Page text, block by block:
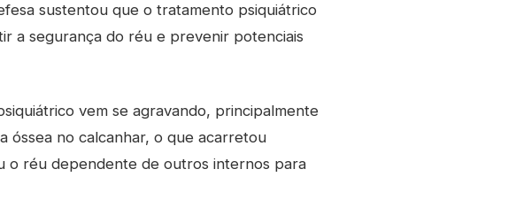
sustentou que o tratamento psiquiátrico
a segurança do réu e prevenir potenciais
vem se agravando, principalmente
óssea no calcanhar, o que acarretou
o réu dependente de outros internos para